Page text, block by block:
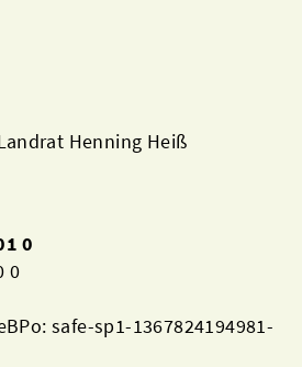
Henning Heiß
0
0
safe-sp1-1367824194981-